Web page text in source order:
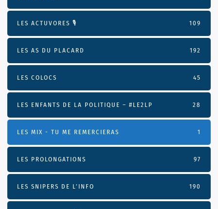
LES ACTUVORES 🎙 109
LES AS DU PLACARD 192
LES COLOCS 45
LES ENFANTS DE LA POLITIQUE – #LE2LP 28
LES MIX - TU ME REMERCIERAS 1
LES PROLONGATIONS 97
LES SNIPERS DE L’INFO 190